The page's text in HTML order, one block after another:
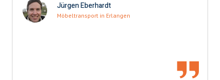
Jürgen Eberhardt
Möbeltransport in Erlangen